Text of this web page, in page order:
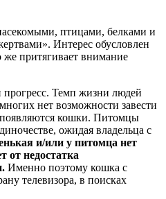
птицами, белками и
Интерес обусловлен
притягивает внимание
Темп жизни людей
нет возможности завести
появляются кошки. Питомцы
ожидая владельца с
и/или у питомца нет
от недостатка
Именно поэтому кошка с
телевизора, в поисках